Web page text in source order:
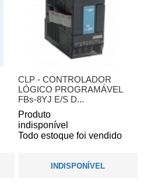
CLP - CONTROLADOR
LÓGICO PROGRAMÁVEL
FBs-8YJ E/S D...
Produto
indisponível
Todo estoque foi vendido
INDISPONÍVEL